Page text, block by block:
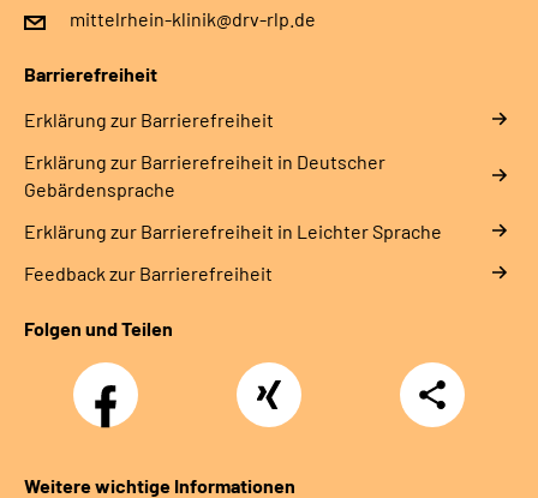
mittelrhein-klinik@drv-rlp.de
Barrierefreiheit
Erklärung zur Barrierefreiheit
Erklärung zur Barrierefreiheit in Deutscher
Gebärdensprache
Erklärung zur Barrierefreiheit in Leichter Sprache
Feedback zur Barrierefreiheit
Folgen und Teilen
Facebook Xing
Teilen
Weitere wichtige Informationen